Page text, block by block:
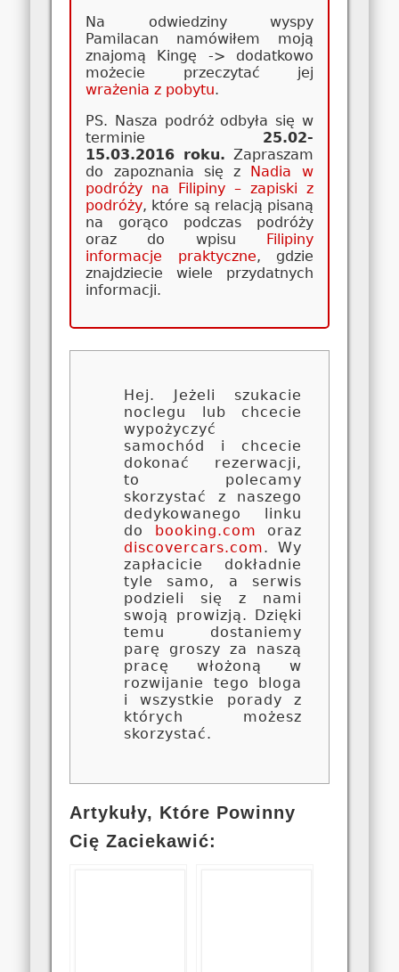
Na odwiedziny wyspy
Pamilacan namówiłem moją
znajomą Kingę -> dodatkowo
możecie przeczytać jej
wrażenia z pobytu.
PS. Nasza podróż odbyła się w
terminie 25.02-
15.03.2016 roku. Zapraszam
do zapoznania się z Nadia w
podróży na Filipiny – zapiski z
podróży, które są relacją pisaną
na gorąco podczas podróży
oraz do wpisu Filipiny
informacje praktyczne, gdzie
znajdziecie wiele przydatnych
informacji.
Hej. Jeżeli szukacie
noclegu lub chcecie
wypożyczyć
samochód i chcecie
dokonać rezerwacji,
to polecamy
skorzystać z naszego
dedykowanego linku
do booking.com oraz
discovercars.com. Wy
zapłacicie dokładnie
tyle samo, a serwis
podzieli się z nami
swoją prowizją. Dzięki
temu dostaniemy
parę groszy za naszą
pracę włożoną w
rozwijanie tego bloga
i wszystkie porady z
których możesz
skorzystać.
Artykuły, Które Powinny
Cię Zaciekawić: